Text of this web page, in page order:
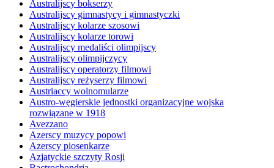
Australijscy bokserzy
Australijscy gimnastycy i gimnastyczki
Australijscy kolarze szosowi
Australijscy kolarze torowi
Australijscy medaliści olimpijscy
Australijscy olimpijczycy
Australijscy operatorzy filmowi
Australijscy reżyserzy filmowi
Austriaccy wolnomularze
Austro-węgierskie jednostki organizacyjne wojska
rozwiązane w 1918
Avezzano
Azerscy muzycy popowi
Azerscy piosenkarze
Azjatyckie szczyty Rosji